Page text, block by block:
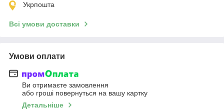
Укрпошта
Всі умови доставки
Умови оплати
Ви отримаєте замовлення
або гроші повернуться на вашу картку
Детальніше